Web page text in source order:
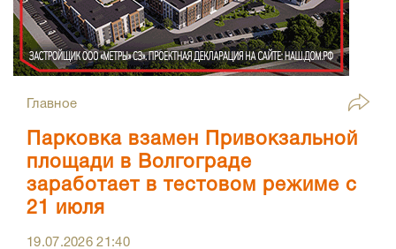
Главное
Парковка взамен Привокзальной
площади в Волгограде
заработает в тестовом режиме с
21 июля
19.07.202621:40